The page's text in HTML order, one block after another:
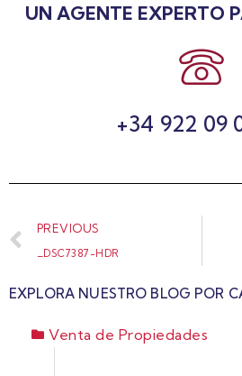
UN AGENTE EXPERTO
+34 922 09
PREVIOUS
_DSC7387-HDR
EXPLORA NUESTRO BLOG POR
Venta de Propiedades